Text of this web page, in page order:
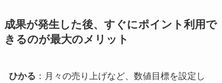
成果が発生した後、すぐにポイント利用で
きるのが最大のメリット
ひかる ：月々の売り上げなど、数値目標を設定し